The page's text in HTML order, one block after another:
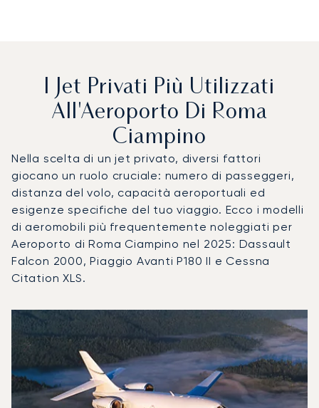
I Jet Privati Più Utilizzati
All'Aeroporto Di Roma
Ciampino
Nella scelta di un jet privato, diversi fattori
giocano un ruolo cruciale: numero di passeggeri,
distanza del volo, capacità aeroportuali ed
esigenze specifiche del tuo viaggio. Ecco i modelli
di aeromobili più frequentemente noleggiati per
Aeroporto di Roma Ciampino nel 2025: Dassault
Falcon 2000, Piaggio Avanti P180 II e Cessna
Citation XLS.
Foto dell'aeromobile Modello di aeromobile
Movimenti
Posti
Velocità (km/h)
Autonomia (km)
Autonomia (NM)